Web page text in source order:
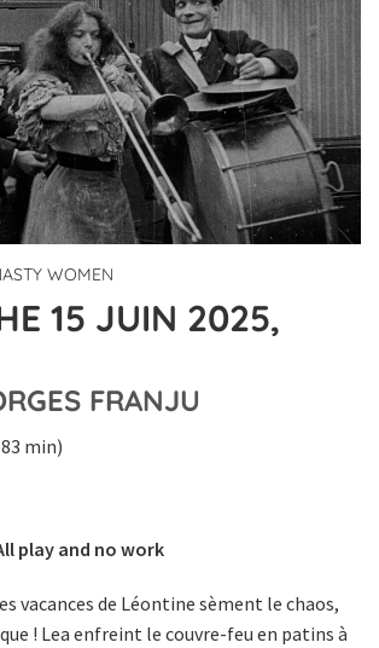
WOMEN
15 JUIN 2025,
FRANJU
min)
play and no work
vacances de Léontine sèment le chaos,
! Lea enfreint le couvre-feu en patins à